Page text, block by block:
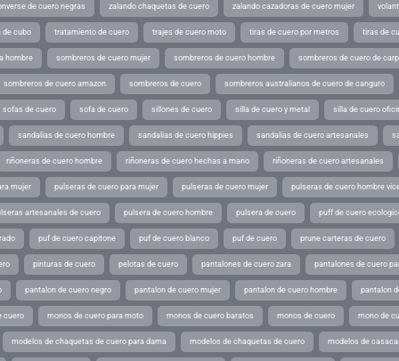
de cuero negras zalando chaquetas de cuero zalando cazadoras de cuero mujer
de cubo tratamiento de cuero trajes de cuero moto tiras de cuero por metros tiras de
hombre sombreros de cuero mujer sombreros de cuero hombre sombreros de cuero de
sombreros de cuero amazon sombreros de cuero sombreros australianos de cuero de canguro
sofas de cuero sofa de cuero sillones de cuero silla de cuero y metal silla de cuero
sandalias de cuero hombre sandalias de cuero hippies sandalias de cuero artesanales
riñoneras de cuero hombre riñoneras de cuero hechas a mano riñoneras de cuero artesanales
mujer pulseras de cuero para mujer pulseras de cuero mujer pulseras de cuero hombre
artesanales de cuero pulsera de cuero hombre pulsera de cuero puff de cuero
puf de cuero capitone puf de cuero blanco puf de cuero prune carteras de cuero
pinturas de cuero pelotas de cuero pantalones de cuero zara pantalones de cuero
pantalon de cuero negro pantalon de cuero mujer pantalon de cuero hombre pantalon
cuero monos de cuero para moto monos de cuero baratos monos de cuero mono de
modelos de chaquetas de cuero para dama modelos de chaquetas de cuero modelos de